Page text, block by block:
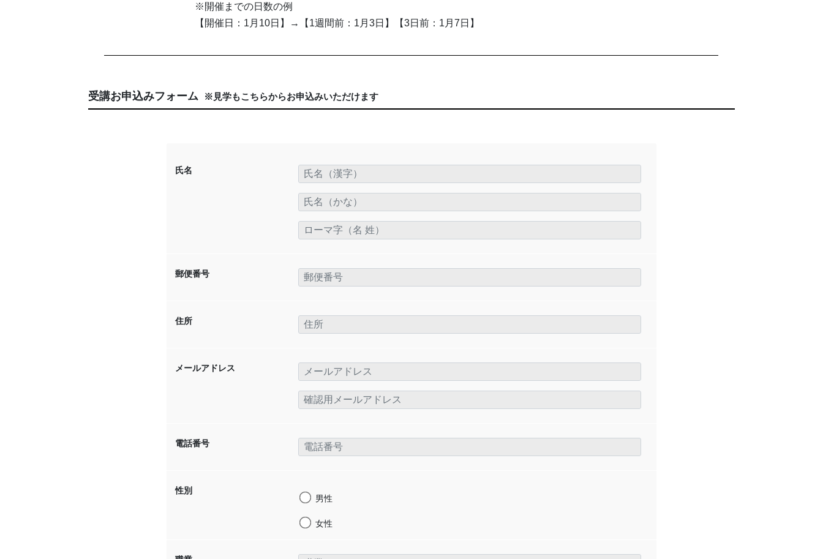
※開催までの日数の例
【開催日：1月10日】→【1週間前：1月3日】【3日前：1月7日】
受講お申込みフォーム ※見学もこちらからお申込みいただけます
氏名
郵便番号
住所
メールアドレス
電話番号
性別
男性
女性